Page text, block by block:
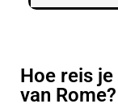
Hoe reis
van Rome?